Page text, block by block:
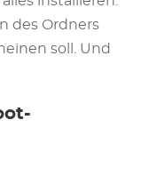
des Ordners
soll. Und